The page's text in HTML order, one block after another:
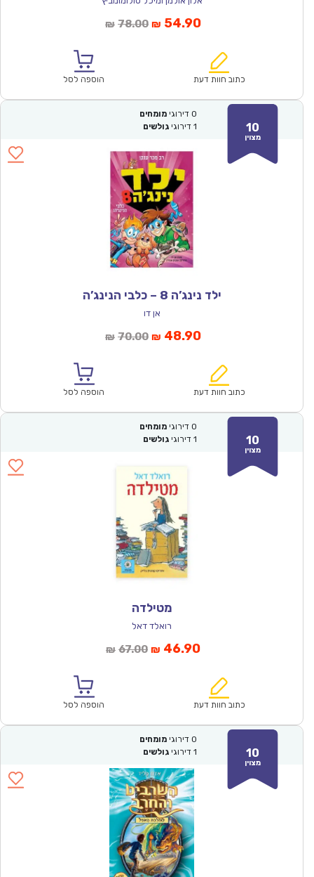
₪ 78.00המחיר
₪78.00.
₪ 54.90המחיר
הוא:
כתוב חוות דעת הוספה לסל
10
מצוין
0 דירוגי מומחים
1 דירוגי גולשים
ילד נינג’ה 8 – כלבי הנינג’ה
אן דו
₪ 70.00המחיר
₪70.00.
₪ 48.90המחיר
הוא:
כתוב חוות דעת הוספה לסל
10
מצוין
0 דירוגי מומחים
1 דירוגי גולשים
מטילדה
רואלד דאל
₪ 67.00המחיר
₪67.00.
₪ 46.90המחיר
הוא:
כתוב חוות דעת הוספה לסל
10
מצוין
0 דירוגי מומחים
1 דירוגי גולשים